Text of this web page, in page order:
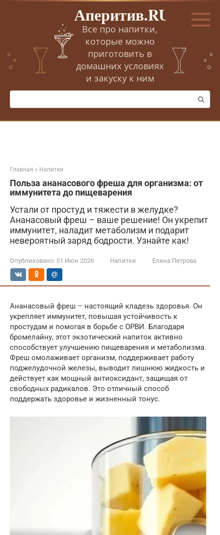
Перейти
Аперитив.RU
Все про напитки,
которые можно
приготовить в
домашних условиях
и закуску к ним
Поиск:
Главная » Напитки
Польза ананасового фреша для организма: от
иммунитета до пищеварения
Устали от простуд и тяжести в желудке?
Ананасовый фреш – ваше решение! Он укрепит
иммунитет, наладит метаболизм и подарит
невероятный заряд бодрости. Узнайте как!
Опубликовано: 01 Июн 2026 Напитки Елена Петрова
Ананасовый фреш – настоящий кладезь здоровья. Он
укрепляет иммунитет, повышая устойчивость к
простудам и помогая в борьбе с ОРВИ. Благодаря
бромелайну, этот экзотический напиток активно
способствует улучшению пищеварения и метаболизма.
Фреш омолаживает организм, поддерживает работу
поджелудочной железы, выводит лишнюю жидкость и
действует как мощный антиоксидант, защищая от
свободных радикалов. Это отличный способ
поддержать здоровье и жизненный тонус.